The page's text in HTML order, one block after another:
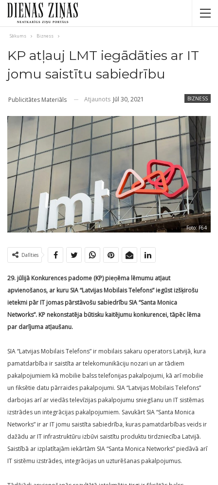
Sākums Bizness
KP atļauj LMT iegādāties ar IT
jomu saistītu sabiedrību
BIZNESS
Publicitātes Materiāls Atjaunots Jūl 30, 2021
Foto: F64
Dalīties
29. jūlijā Konkurences padome (KP) pieņēma lēmumu atļaut
apvienošanos, ar kuru SIA “Latvijas Mobilais Telefons” iegūst izšķirošu
ietekmi pār IT jomas pārstāvošu sabiedrību SIA “Santa Monica
Networks”. KP nekonstatēja būtisku kaitējumu konkurencei, tāpēc lēma
par darījuma atļaušanu.
SIA “Latvijas Mobilais Telefons” ir mobilais sakaru operators Latvijā, kura
pamatdarbība ir saistīta ar telekomunikāciju nozari un ar tādiem
pakalpojumiem kā mobilie balss telefonijas pakalpojumi, kā arī mobilie
un fiksētie datu pārraides pakalpojumi. SIA “Latvijas Mobilais Telefons”
darbojas arī ar viedās televīzijas pakalpojumu sniegšanu un IT sistēmas
izstrādes un integrācijas pakalpojumiem. Savukārt SIA “Santa Monica
Networks” ir ar IT jomu saistīta sabiedrība, kuras pamatdarbības veids ir
dažādu ar IT infrastruktūru izbūvi saistītu produktu tirdzniecība Latvijā.
Saistībā ar izplatītajām iekārtām SIA “Santa Monica Networks” piedāvā arī
IT sistēmu izstrādes, integrācijas un uzturēšanas pakalpojumus.